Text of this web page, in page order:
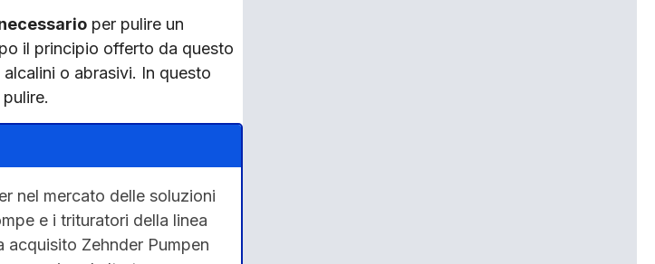
per pulire un
il principio offerto da questo
o abrasivi. In questo
nel mercato delle soluzioni
e i trituratori della linea
acquisito Zehnder Pumpen